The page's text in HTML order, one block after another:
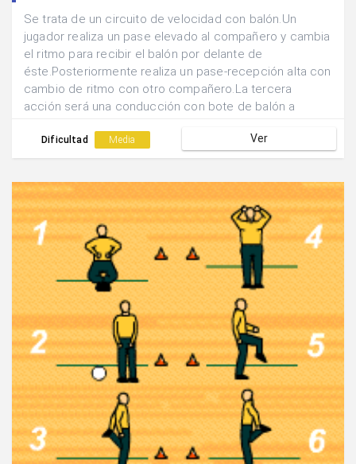
Se trata de un circuito de velocidad con balón.Un
jugador realiza un pase elevado al compañero y cambia
el ritmo para recibir el balón por delante de
éste.Posteriormente realiza un pase-recepción alta con
cambio de ritmo con otro compañero.La tercera
acción será una conducción con bote de balón a
elevado para finalizar con un sprint hasta el final.
Dificultad Media Ver